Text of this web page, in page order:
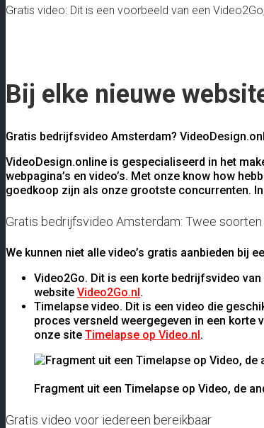
Gratis video: Dit is een voorbeeld van een
Bij elke nieuwe
Gratis bedrijfsvideo Amsterdam?
VideoDesign.online is gespecialiseerd in het
webpagina’s en video’s. Met onze know how
goedkoop zijn als onze grootste concurrenten.
Gratis bedrijfsvideo Amsterdam: Twee soorten
We kunnen niet alle video’s gratis aanbieden bij
Video2Go. Dit is een korte bedrijfsvideo
website Video2Go.nl.
Timelapse video. Dit is een video die
proces versneld weergegeven in een korte
onze site Timelapse op Video.nl.
Fragment uit een Timelapse op Video, de
Gratis video voor iedereen bereikbaar